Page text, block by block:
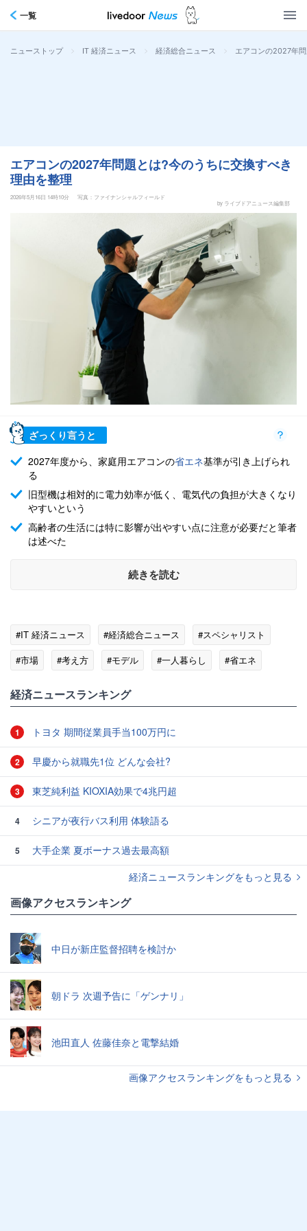
一覧
ニューストップ > IT 経済ニュース > 経済総合ニュース > エアコンの2027年
エアコンの2027年問題とは?今のうちに交換すべき
理由を整理
2026年5月16日 14時10分
写真：ファイナンシャルフィールド
by ライブドアニュース編集部
ざっくり言うと
2027年度から、家庭用エアコンの省エネ基準が引き上げられ
る
旧型機は相対的に電力効率が低く、電気代の負担が大きくなり
やすいという
高齢者の生活には特に影響が出やすい点に注意が必要だと筆者
は述べた
続きを読む
#IT 経済ニュース #経済総合ニュース
#スペシャリスト
#市場
#考え方 #モデル #一人暮らし
#省エネ
経済ニュースランキング
1 トヨタ 期間従業員手当100万円に
2 早慶から就職先1位 どんな会社?
3 東芝純利益 KIOXIA効果で4兆円超
4 シニアが夜行バス利用 体験語る
5
大手企業 夏ボーナス過去最高額
経済ニュースランキングをもっと見る
画像アクセスランキング
中日が新庄監督招聘を検討か
朝ドラ 次週予告に「ゲンナリ」
池田直人 佐藤佳奈と電撃結婚
画像アクセスランキングをもっと見る